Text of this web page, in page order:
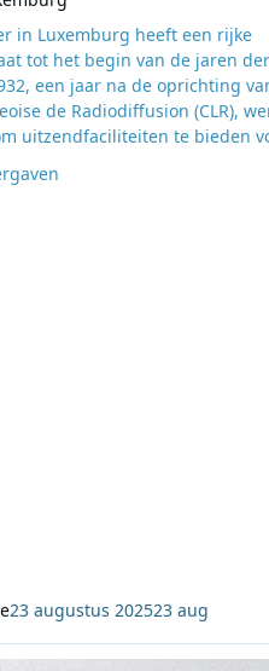
in Luxemburg heeft een rijke
tot het begin van de jaren
een jaar na de oprichting
de Radiodiffusion (CLR),
uitzendfaciliteiten te bieden
elk met een hoogte
23 augustus 202523 aug
van de Muziekboot: De